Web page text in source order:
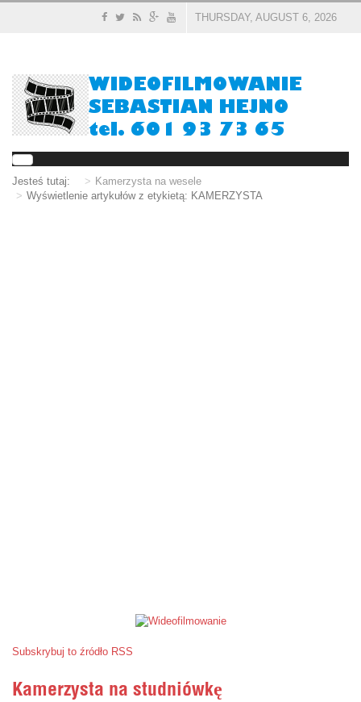
THURSDAY, AUGUST 6, 2026
Jesteś tutaj:
Kamerzysta na wesele
Wyświetlenie artykułów z etykietą: KAMERZYSTA
Subskrybuj to źródło RSS
Kamerzysta na studniówkę